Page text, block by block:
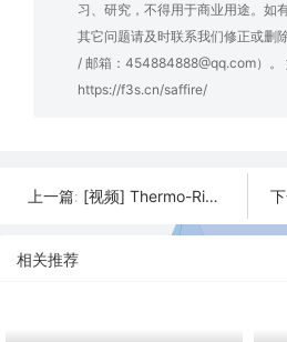
习、研究，不得用于商业用途。如
其它问题请及时联系我们修正或删
/ 邮箱：454884888@qq.com）。
https://f3s.cn/saffire/
上一篇: [视频] Thermo-Rig: 经济实惠的全数字台式热成型机
相关推荐